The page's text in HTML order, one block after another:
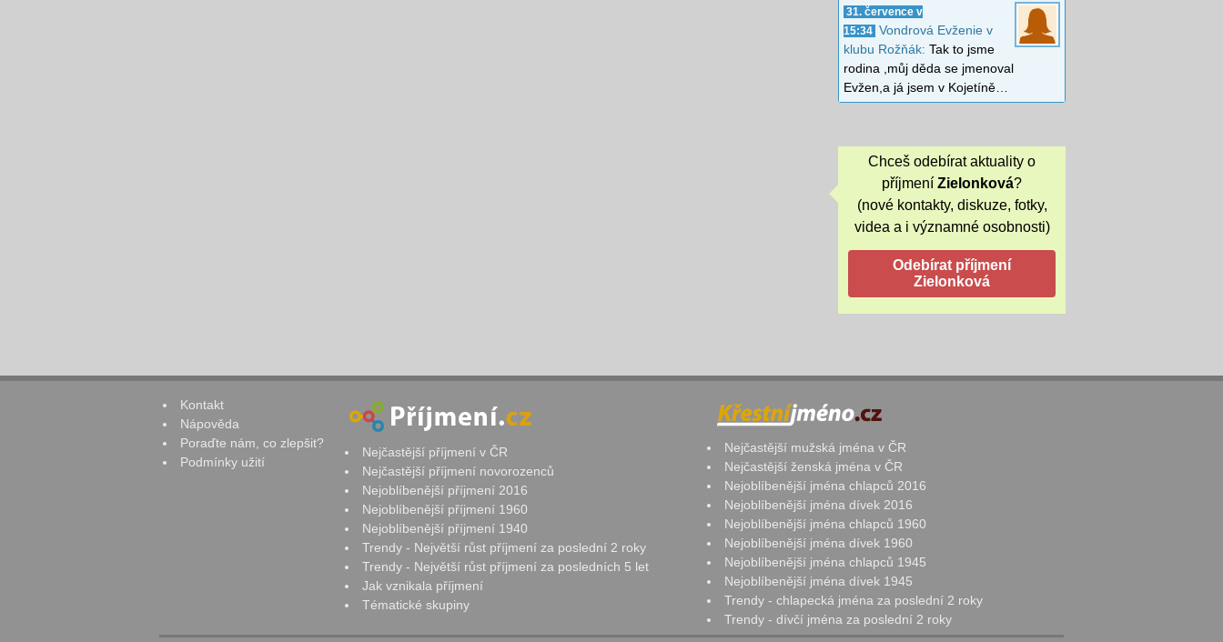
31. července v
15:34 Vondrová Evženie v
klubu Rožňák: Tak to jsme
rodina ,můj děda se jmenoval
Evžen,a já jsem v Kojetíně…
Chceš odebírat aktuality o
příjmení Zielonková?
(nové kontakty, diskuze, fotky,
videa a i významné osobnosti)
Kontakt
Nápověda
Poraďte nám, co zlepšit?
Podmínky užití
Nejčastější příjmení v ČR
Nejčastější příjmení novorozenců
Nejoblíbenější příjmení 2016
Nejoblíbenější příjmení 1960
Nejoblíbenější příjmení 1940
Trendy - Největší růst příjmení za poslední 2 roky
Trendy - Největší růst příjmení za posledních 5 let
Jak vznikala příjmení
Tématické skupiny
Nejčastější mužská jména v ČR
Nejčastější ženská jména v ČR
Nejoblíbenější jména chlapců 2016
Nejoblíbenější jména dívek 2016
Nejoblíbenější jména chlapců 1960
Nejoblíbenější jména dívek 1960
Nejoblíbenější jména chlapců 1945
Nejoblíbenější jména dívek 1945
Trendy - chlapecká jména za poslední 2 roky
Trendy - dívčí jména za poslední 2 roky